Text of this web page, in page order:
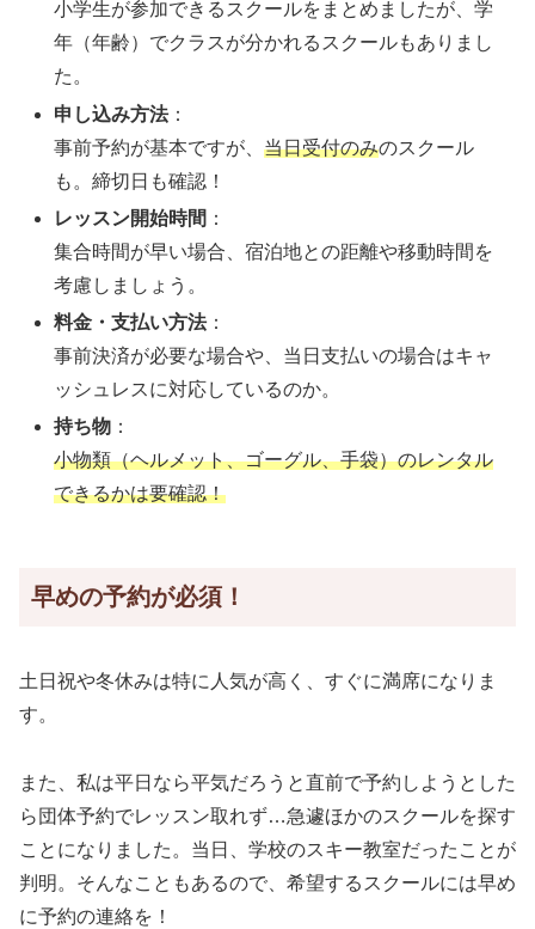
小学生が参加できるスクールをまとめましたが、学
年（年齢）でクラスが分かれるスクールもありまし
た。
申し込み方法：
事前予約が基本ですが、当日受付のみのスクール
も。締切日も確認！
レッスン開始時間 ：
集合時間が早い場合、宿泊地との距離や移動時間を
考慮しましょう。
料金・支払い方法：
事前決済が必要な場合や、当日支払いの場合はキャ
ッシュレスに対応しているのか。
持ち物 ：
小物類（ヘルメット、ゴーグル、手袋）のレンタル
できるかは要確認！
早めの予約が必須！
土日祝や冬休みは特に人気が高く、すぐに満席になりま
す。
また、私は平日なら平気だろうと直前で予約しようとした
ら団体予約でレッスン取れず…急遽ほかのスクールを探す
ことになりました。当日、学校のスキー教室だったことが
判明。そんなこともあるので、希望するスクールには早め
に予約の連絡を！